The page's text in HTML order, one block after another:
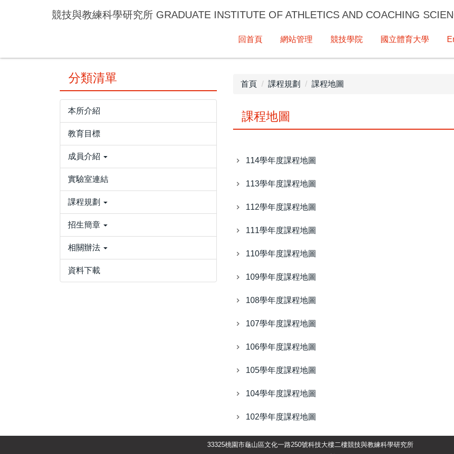
內
競技與教練科學研究所 GRADUATE INSTITUTE OF ATHLETICS AND COACHING
回首頁 網站管理 競技學院 國立體育大學
分類清單
本所介紹
教育目標
成員介紹
實驗室連結
課程規劃
招生簡章
相關辦法
資料下載
首頁 課程規劃 課程地圖
課程地圖
114學年度課程地圖
113學年度課程地圖
112學年度課程地圖
111學年度課程地圖
110學年度課程地圖
109學年度課程地圖
108學年度課程地圖
107學年度課程地圖
106學年度課程地圖
105學年度課程地圖
104學年度課程地圖
102學年度課程地圖
33325桃園市龜山區文化一路250號科技大樓二樓競技與教練科學研究所